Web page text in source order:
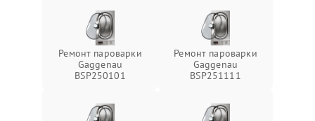
Ремонт пароварки
Gaggenau
BSP250101
Ремонт пароварки
Gaggenau
BSP251111